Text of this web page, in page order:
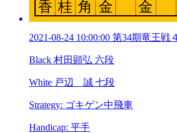
2021-08-24 10:00:00 第34期竜王
Black 村田顕弘 六段
White 戸辺 誠 七段
Strategy: ゴキゲン中飛車
Handicap: 平手